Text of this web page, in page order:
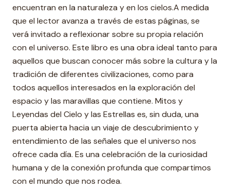
encuentran en la naturaleza y en los cielos.A medida
que el lector avanza a través de estas páginas, se
verá invitado a reflexionar sobre su propia relación
con el universo. Este libro es una obra ideal tanto para
aquellos que buscan conocer más sobre la cultura y la
tradición de diferentes civilizaciones, como para
todos aquellos interesados en la exploración del
espacio y las maravillas que contiene. Mitos y
Leyendas del Cielo y las Estrellas es, sin duda, una
puerta abierta hacia un viaje de descubrimiento y
entendimiento de las señales que el universo nos
ofrece cada día. Es una celebración de la curiosidad
humana y de la conexión profunda que compartimos
con el mundo que nos rodea.